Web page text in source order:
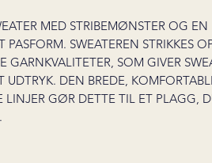
MED STRIBEMØNSTER OG EN
PASFORM. SWEATEREN STRIKKES
SOM GIVER
UDTRYK. DEN BREDE,
LINJER GØR DETTE TIL ET PLAGG,